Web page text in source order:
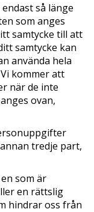
så länge
som anges
samtycke till att
samtycke kan
använda hela
kommer att
när de inte
ovan,
tredje part,
som är
en rättslig
hindrar oss från